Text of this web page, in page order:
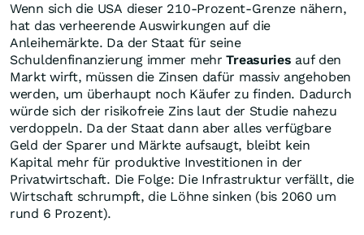
Wenn sich die USA dieser 210-Prozent-Grenze nähern,
hat das verheerende Auswirkungen auf die
Anleihemärkte. Da der Staat für seine
Schuldenfinanzierung immer mehrTreasuries auf den
Markt wirft, müssen die Zinsen dafür massiv angehoben
werden, um überhaupt noch Käufer zu finden. Dadurch
würde sich der risikofreie Zins laut der Studie nahezu
verdoppeln. Da der Staat dann aber alles verfügbare
Geld der Sparer und Märkte aufsaugt, bleibt kein
Kapital mehr für produktive Investitionen in der
Privatwirtschaft. Die Folge: Die Infrastruktur verfällt, die
Wirtschaft schrumpft, die Löhne sinken (bis 2060 um
rund 6 Prozent).